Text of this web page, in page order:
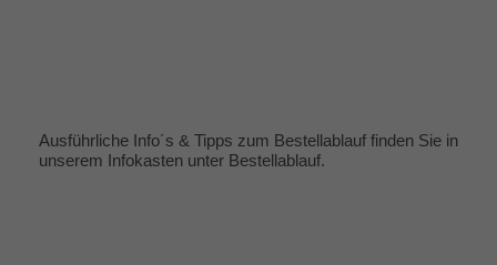
Ausführliche Info´s & Tipps zum Bestellablauf finden Sie in
unserem Infokasten unter Bestellablauf.